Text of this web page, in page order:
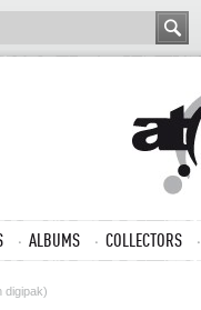
ALBUMS COLLECTORS
digipak)